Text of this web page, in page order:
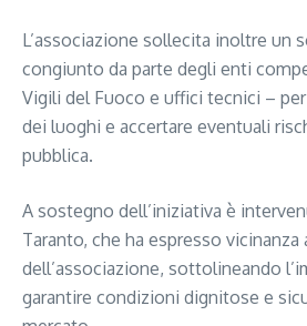
L’associazione sollecita inoltre un
congiunto da parte degli enti
Vigili del Fuoco e uffici tecnici –
dei luoghi e accertare eventuali
pubblica.
A sostegno dell’iniziativa è
Taranto, che ha espresso vicinanza
dell’associazione, sottolineando
garantire condizioni dignitose e